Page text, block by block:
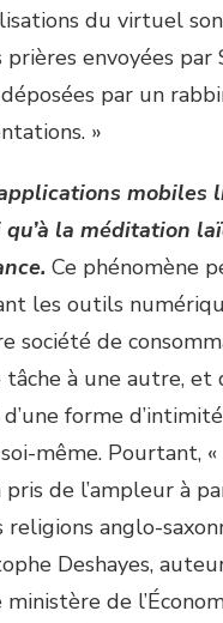
du virtuel
prières envoyées par
par un
»
mobiles
la méditation
Ce phénomène
les outils
société de
tâche à une autre, et
forme
même. Pourtant,
de l’ampleur à
anglo-
Deshayes,
de